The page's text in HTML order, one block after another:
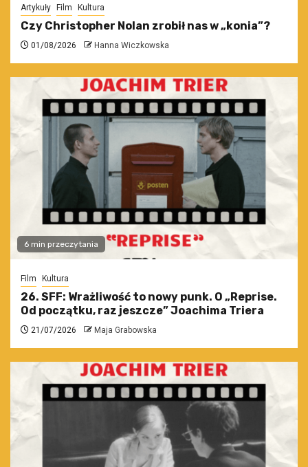
Artykuły Film Kultura
Czy Christopher Nolan zrobił nas w „konia”?
01/08/2026 Hanna Wiczkowska
6 min przeczytania
Film Kultura
26. SFF: Wrażliwość to nowy punk. O „Reprise.
Od początku, raz jeszcze” Joachima Triera
21/07/2026 Maja Grabowska